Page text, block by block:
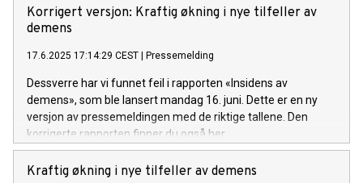
å være ung og pårørende til en far med demens, og om
hvordan han og søstrene ble et lag for å holde hverdagen
Korrigert versjon: Kraftig økning i nye tilfeller av
demens
17.6.2025 17:14:29 CEST | Pressemelding
Dessverre har vi funnet feil i rapporten «Insidens av
demens», som ble lansert mandag 16. juni. Dette er en ny
versjon av pressemeldingen med de riktige tallene. Den
korrigerte rapporten finner du også her.
Kraftig økning i nye tilfeller av demens